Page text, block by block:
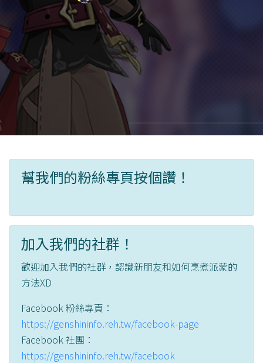
幫我們的粉絲專頁按個讚！
加入我們的社群！
歡迎加入我們的社群，認識新朋友和如何烹煮派蒙的
方法XD
Facebook 粉絲專頁：
https://genshininfo.reh.tw/facebook-page
Facebook 社團：
https://genshininfo.reh.tw/facebook